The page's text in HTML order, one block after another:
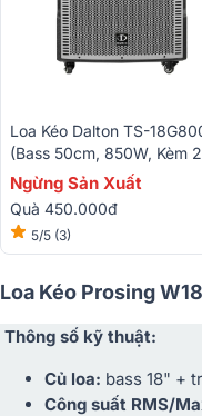
Loa Kéo Dalton TS-
(Bass 50cm, 850W, Kèm 2
Micro)
Ngừng Sản Xuất
Quà 450.000đ
5/5 (3)
Loa Kéo Prosing
Thông số kỹ thuật:
Củ loa: bass 18" +
Công suất RMS/